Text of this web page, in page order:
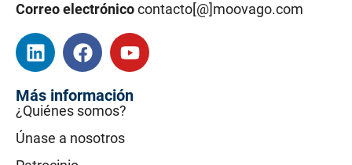
Correo electrónicocontacto[@]moovago.com
Más información
¿Quiénes somos?
Únase a nosotros